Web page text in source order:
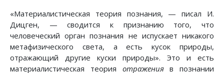
«Материалистическая теория познания, — писал И.
Дицген, — сводится к признанию того, что
человеческий орган познания не испускает никакого
метафизического света, а есть кусок природы,
отражающий другие куски природы». Это и есть
материалистическая теория отраженияв познании